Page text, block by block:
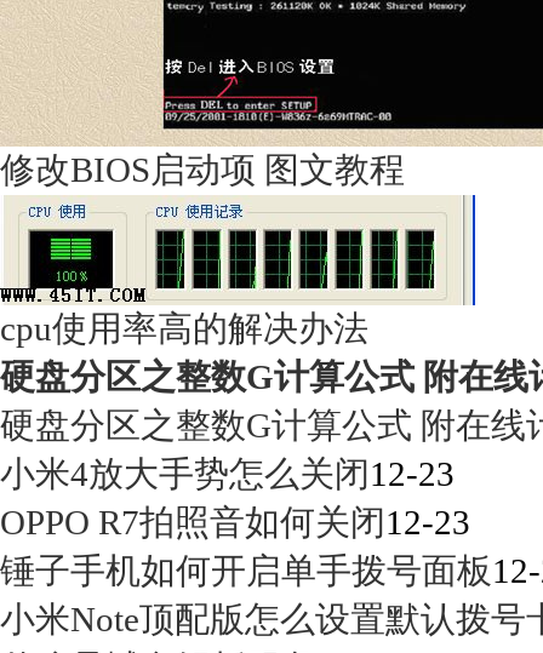
修改BIOS启动项 图文教程
cpu使用率高的解决办法
硬盘分区之整数G计算公式 附在线
硬盘分区之整数G计算公式 附在线
小米4放大手势怎么关闭12-23
OPPO R7拍照音如何关闭12-23
锤子手机如何开启单手拨号面板
小米Note顶配版怎么设置默认拨号